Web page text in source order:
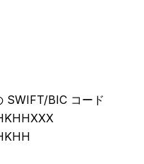
SWIFT/BIC コード